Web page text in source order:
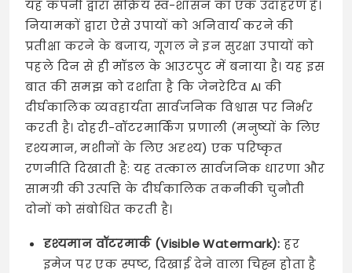
यह कंपनी द्वारा सक्रिय स्व-शासन का एक उदाहरण है।
नियामकों द्वारा ऐसे उपायों को अनिवार्य करने की
प्रतीक्षा करने के बजाय, गूगल ने इन सुरक्षा उपायों को
पहले दिन से ही मॉडल के आउटपुट में बनाया है। यह इस
बात की समझ को दर्शाता है कि जेनरेटिव AI की
दीर्घकालिक व्यवहार्यता सार्वजनिक विश्वास पर निर्भर
करती है। दोहरी-वॉटरमार्किंग प्रणाली (मनुष्यों के लिए
दृश्यमान, मशीनों के लिए अदृश्य) एक परिष्कृत
रणनीति दिखाती है: यह तत्काल सार्वजनिक धारणा और
सामग्री की उत्पत्ति के दीर्घकालिक तकनीकी चुनौती
दोनों को संबोधित करती है।
दृश्यमान वॉटरमार्क (Visible Watermark): हर
इमेज पर एक स्पष्ट, दिखाई देने वाला चिह्न होता है